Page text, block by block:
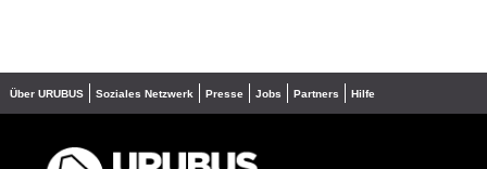
Über URUBUS Soziales Netzwerk Presse Jobs Partners Hilfe